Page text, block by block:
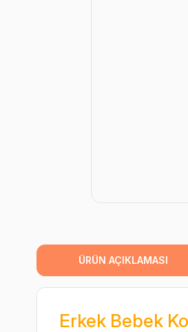
ÜRÜN AÇIKLAMASI
Erkek Bebek